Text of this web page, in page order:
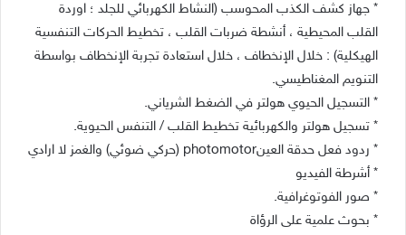
* جهاز كشف الكذب المحوسب (النشاط الكهربائي للجلد ؛ اوردة
القلب المحيطية ، أنشطة ضربات القلب ، تخطيط الحركات التنفسية
الهيكلية) : خلال الإنخطاف ، خلال استعادة تجربة الإنخطاف بواسطة
التنويم المغناطيسي.
* التسجيل الحيوي هولتر في الضغط الشرياني.
* تسجيل هولتر والكهربائية تخطيط القلب / التنفس الحيوية.
* ردود فعل حدقة العينphotomotor (حركي ضوئي) والغمز لا ارادي
* أشرطة الفيديو
* صور الفوتوغرافية.
* بحوث علمية على الرؤاة